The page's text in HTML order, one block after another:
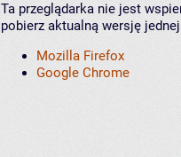
Ta przeglądarka nie jest
pobierz aktualną wersję
Mozilla Firefox
Google Chrome